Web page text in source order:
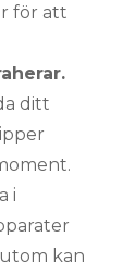
för att
ditt
i
kan